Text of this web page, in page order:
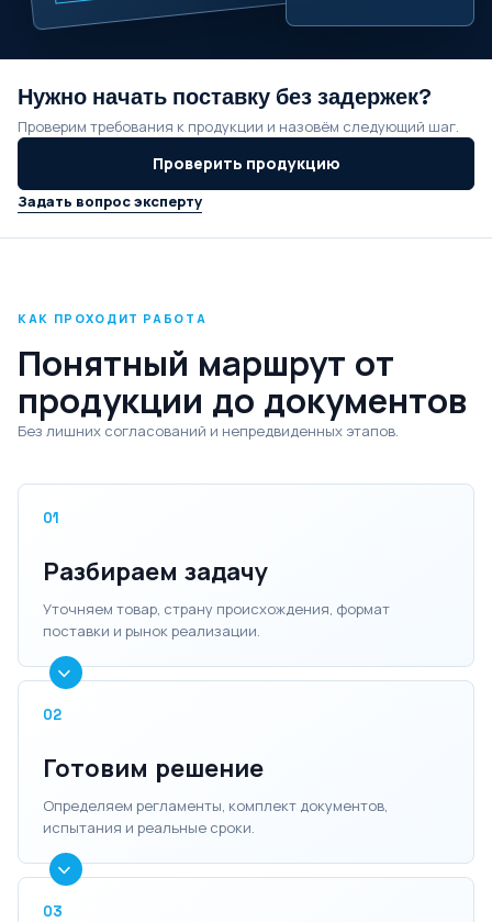
Нужно начать поставку без задержек?
Проверим требования к продукции и назовём следующий шаг.
Проверить продукцию
Задать вопрос эксперту
КАК ПРОХОДИТ РАБОТА
Понятный маршрут от
продукции до документов
Без лишних согласований и непредвиденных этапов.
01
Разбираем задачу
Уточняем товар, страну происхождения, формат
поставки и рынок реализации.
02
Готовим решение
Определяем регламенты, комплект документов,
испытания и реальные сроки.
03